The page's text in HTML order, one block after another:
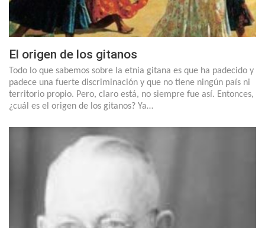
El origen de los gitanos
Todo lo que sabemos sobre la etnia gitana es que ha padecido y
padece una fuerte discriminación y que no tiene ningún país ni
territorio propio. Pero, claro está, no siempre fue así. Entonces,
¿cuál es el origen de los gitanos? Ya…